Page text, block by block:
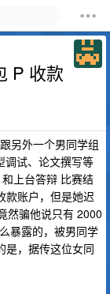
P 收款
另外一个男同学组
调试、论文撰写等
上台答辩 比赛结
款账户，但是她迟
然骗他说只有 2000
暴露的，被男同学
是，据传这位女同